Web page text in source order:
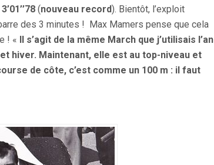
3’01’’78 (nouveau record). Bientôt, l’exploit
des 3 minutes ! Max Mamers pense que cela
! « Il s’agit de la même March que j’utilisais l’an
hiver. Maintenant, elle est au top-niveau et
de côte, c’est comme un 100 m : il faut